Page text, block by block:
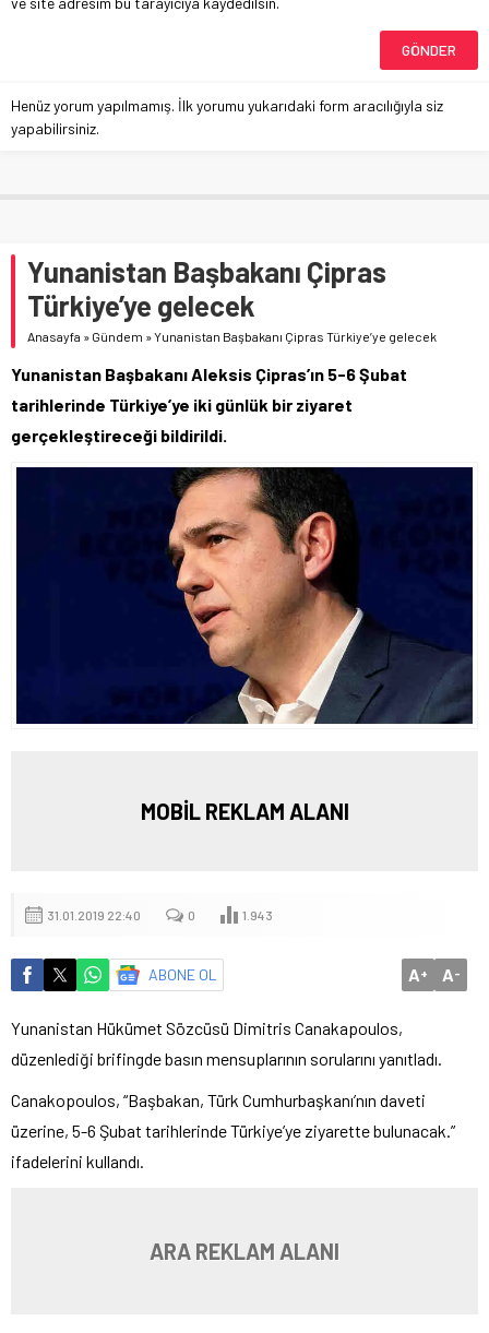
Henüz yorum yapılmamış. İlk yorumu yukarıdaki form aracılığıyla siz
yapabilirsiniz.
Yunanistan Başbakanı Çipras
Türkiye’ye gelecek
Anasayfa » Gündem »Yunanistan Başbakanı Çipras Türkiye’ye gelecek
Yunanistan Başbakanı Aleksis Çipras’ın 5-6 Şubat
tarihlerinde Türkiye’ye iki günlük bir ziyaret
gerçekleştireceği bildirildi.
MOBİL REKLAM ALANI
31.01.2019 22:40 0 1.943
ABONE OL A+ A-
Yunanistan Hükümet Sözcüsü Dimitris Canakapoulos,
düzenlediği brifingde basın mensuplarının sorularını yanıtladı.
Canakopoulos, “Başbakan, Türk Cumhurbaşkanı’nın daveti
üzerine, 5-6 Şubat tarihlerinde Türkiye’ye ziyarette bulunacak.”
ifadelerini kullandı.
ARA REKLAM ALANI